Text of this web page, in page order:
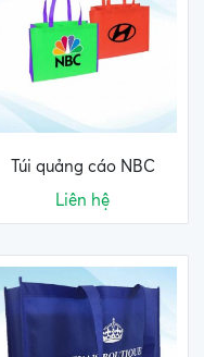
Túi quảng cáo NBC
Liên hệ